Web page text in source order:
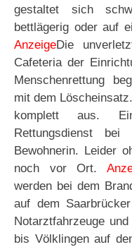
gestaltet sich
bettlägerig oder auf
AnzeigeDie
Cafeteria der
Menschenrettung
mit dem
komplett aus.
Rettungsdienst bei
Bewohnerin. Leider
noch vor Ort.
werden bei dem
auf dem
Notarztfahrzeuge
bis Völklingen auf